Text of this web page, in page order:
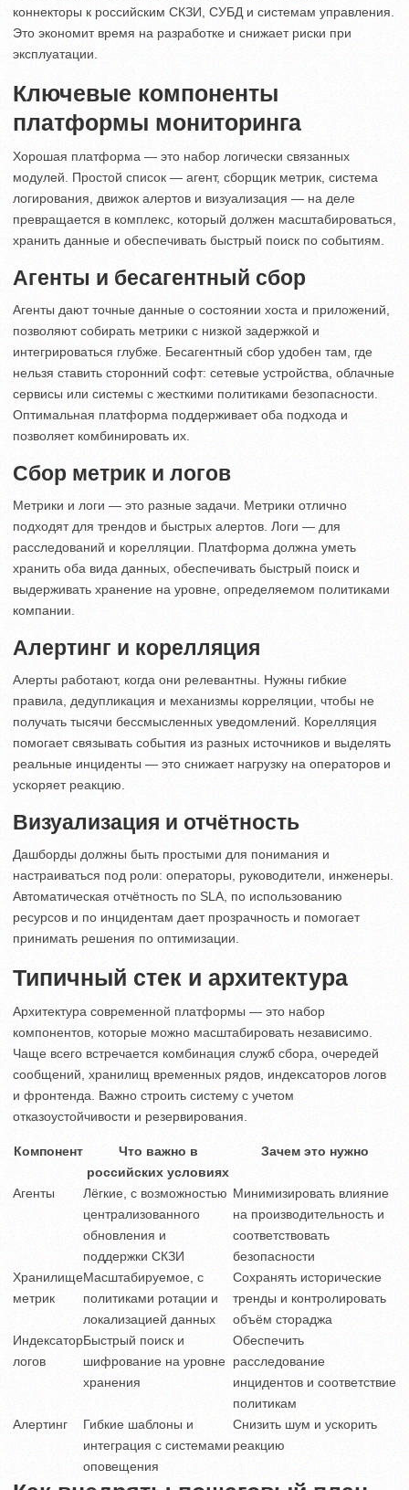
коннекторы к российским СКЗИ, СУБД и системам управления.
Это экономит время на разработке и снижает риски при
эксплуатации.
Ключевые компоненты
платформы мониторинга
Хорошая платформа — это набор логически связанных
модулей. Простой список — агент, сборщик метрик, система
логирования, движок алертов и визуализация — на деле
превращается в комплекс, который должен масштабироваться,
хранить данные и обеспечивать быстрый поиск по событиям.
Агенты и бесагентный сбор
Агенты дают точные данные о состоянии хоста и приложений,
позволяют собирать метрики с низкой задержкой и
интегрироваться глубже. Бесагентный сбор удобен там, где
нельзя ставить сторонний софт: сетевые устройства, облачные
сервисы или системы с жесткими политиками безопасности.
Оптимальная платформа поддерживает оба подхода и
позволяет комбинировать их.
Сбор метрик и логов
Метрики и логи — это разные задачи. Метрики отлично
подходят для трендов и быстрых алертов. Логи — для
расследований и корелляции. Платформа должна уметь
хранить оба вида данных, обеспечивать быстрый поиск и
выдерживать хранение на уровне, определяемом политиками
компании.
Алертинг и корелляция
Алерты работают, когда они релевантны. Нужны гибкие
правила, дедупликация и механизмы корреляции, чтобы не
получать тысячи бессмысленных уведомлений. Корелляция
помогает связывать события из разных источников и выделять
реальные инциденты — это снижает нагрузку на операторов и
ускоряет реакцию.
Визуализация и отчётность
Дашборды должны быть простыми для понимания и
настраиваться под роли: операторы, руководители, инженеры.
Автоматическая отчётность по SLA, по использованию
ресурсов и по инцидентам дает прозрачность и помогает
принимать решения по оптимизации.
Типичный стек и архитектура
Архитектура современной платформы — это набор
компонентов, которые можно масштабировать независимо.
Чаще всего встречается комбинация служб сбора, очередей
сообщений, хранилищ временных рядов, индексаторов логов
и фронтенда. Важно строить систему с учетом
отказоустойчивости и резервирования.
Компонент
Что важно в
российских условиях
Зачем это нужно
Агенты
Лёгкие, с возможностью
централизованного
обновления и
поддержки СКЗИ
Минимизировать влияние
на производительность и
соответствовать
безопасности
Хранилище
метрик
Масштабируемое, с
политиками ротации и
локализацией данных
Сохранять исторические
тренды и контролировать
объём стораджа
Индексатор
логов
Быстрый поиск и
шифрование на уровне
хранения
Обеспечить
расследование
инцидентов и соответствие
политикам
Алертинг
Гибкие шаблоны и
интеграция с системами
оповещения
Снизить шум и ускорить
реакцию